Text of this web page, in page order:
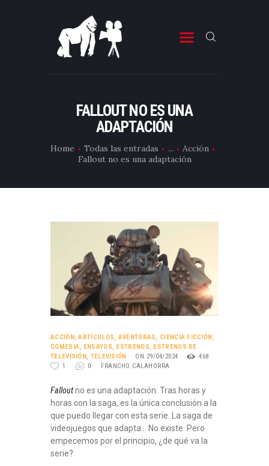
FALLOUT NO ES UNA
ADAPTACIÓN
Home Todas las entradas ...
Acción
Fallout no es una adaptación
ESTRENOS DE TELEVISIÓN
ARTÍCULOS
LISTAS
EQUIPO DE BBK
TÉRMINOS Y CONDICIONES
ACCIÓN,ARTÍCULOS, AVENTURAS, CIENCIA FICCIÓN,
COMEDIA, ENSAYOS, ESTRENOS, ESTRENOS DE
TELEVISIÓN, TELEVISIÓN ON 29/04/2024
468
1
0 FRANCHO CALAHORRA
Falloutno es una adaptación. Tras horas y
horas con la saga, es la única conclusión a la
que puedo llegar con esta serie. La saga de
videojuegos que adapta… No existe. Pero
empecemos por el principio, ¿de qué va la
serie?